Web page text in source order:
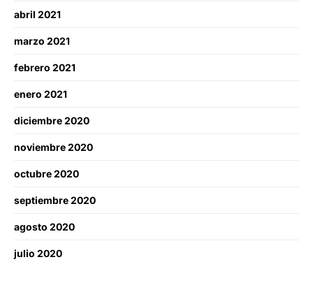
abril 2021
marzo 2021
febrero 2021
enero 2021
diciembre 2020
noviembre 2020
octubre 2020
septiembre 2020
agosto 2020
julio 2020